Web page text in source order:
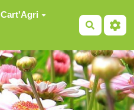
Cart'Agri